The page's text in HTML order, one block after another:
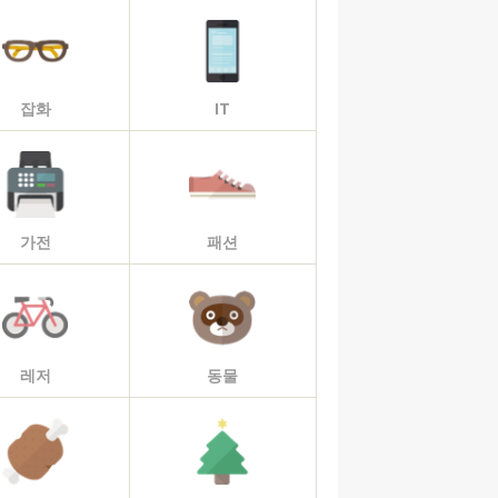
잡화 IT
가전 패션
레저 동물